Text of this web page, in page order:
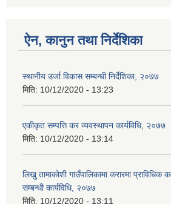
ऐन, कानुन तथा निर्देशिका
स्थानीय उर्जा विकास सम्बन्धी निर्देशिका, २०७७
मिति: 10/12/2020 - 13:23
एकीकृत सम्पत्ति कर व्यवस्थापन कार्यविधि, २०७७
मिति: 10/12/2020 - 13:14
लिखु तामाकोशी गाउँपालिकामा करारमा प्राविधिक
सम्बन्धी कार्यविधि, २०७७
मिति: 10/12/2020 - 13:11